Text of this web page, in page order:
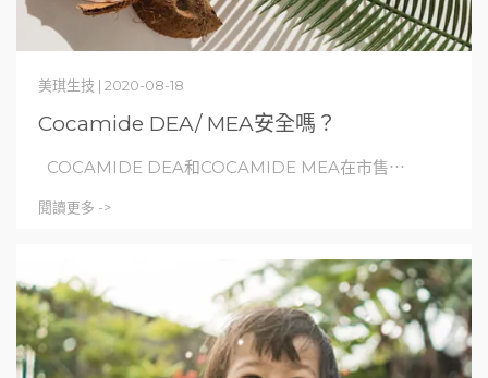
Cocamide DEA/ MEA安全嗎？
美琪生技 | 2020-08-18
COCAMIDE DEA和COCAMIDE MEA在市售⋯
閱讀更多 ->